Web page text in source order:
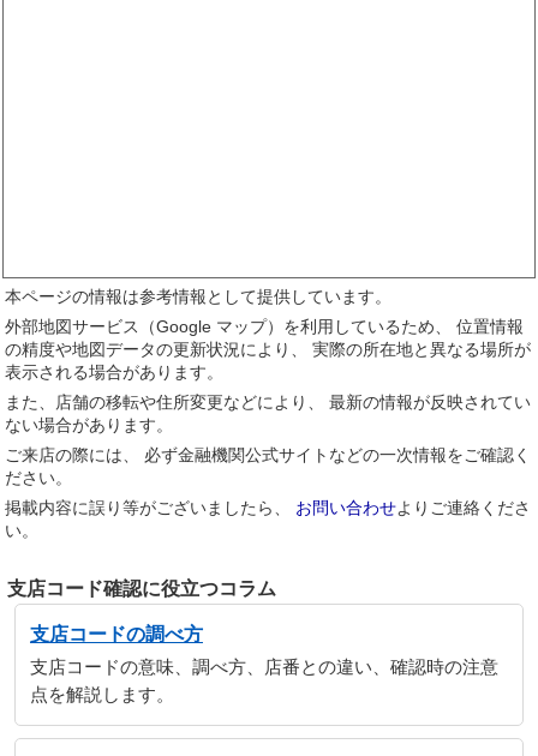
本ページの情報は参考情報として提供しています。
外部地図サービス（Google マップ）を利用しているため、 位置情報
の精度や地図データの更新状況により、 実際の所在地と異なる場所が
表示される場合があります。
また、店舗の移転や住所変更などにより、 最新の情報が反映されてい
ない場合があります。
ご来店の際には、 必ず金融機関公式サイトなどの一次情報をご確認く
ださい。
掲載内容に誤り等がございましたら、 お問い合わせよりご連絡くださ
い。
支店コード確認に役立つコラム
支店コードの調べ方
支店コードの意味、調べ方、店番との違い、確認時の注意
点を解説します。